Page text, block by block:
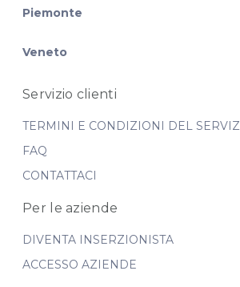
Piemonte
Veneto
Servizio clienti
TERMINI E CONDIZIONI DEL
FAQ
CONTATTACI
Per le aziende
DIVENTA INSERZIONISTA
ACCESSO AZIENDE